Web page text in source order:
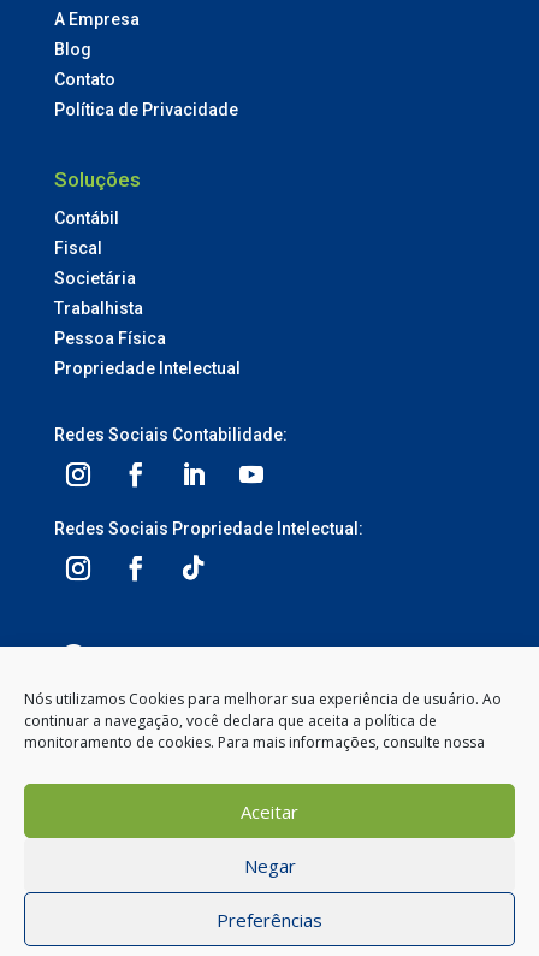
Nós utilizamos Cookies para melhorar sua experiência de usuário. Ao
continuar a navegação, você declara que aceita a política de
monitoramento de cookies. Para mais informações, consulte nossa
Aceitar
Negar
Preferências
A Empresa
Blog
Contato
Política de Privacidade
Soluções
Contábil
Fiscal
Societária
Trabalhista
Pessoa Física
Propriedade Intelectual
Redes Sociais Contabilidade:
Redes Sociais Propriedade Intelectual:
Segunda à Sexta-feira
8:00 às 12:00 – 13:30 às 18:00
Como posso te ajudar?